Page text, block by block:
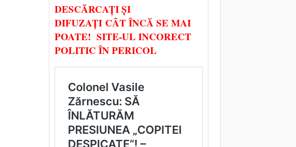
DESCĂRCAȚI ȘI
DIFUZAȚI CÂT ÎNCĂ SE MAI
POATE! SITE-UL INCORECT
POLITIC ÎN PERICOL